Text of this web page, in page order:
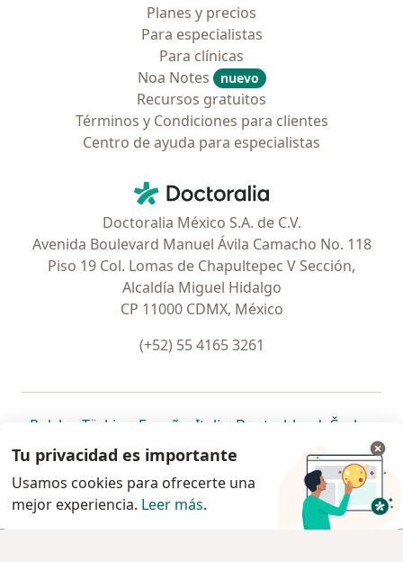
Planes y precios
Para especialistas
Para clínicas
Noa Notes
nuevo
Recursos gratuitos
Términos y Condiciones para clientes
Centro de ayuda para especialistas
Doctoralia - Página de inicio
Doctoralia México S.A. de C.V.
Avenida Boulevard Manuel Ávila Camacho No. 118
Piso 19 Col. Lomas de Chapultepec V Sección,
Alcaldía Miguel Hidalgo
CP 11000 CDMX, México
(+52) 55 4165 3261
Polska se abre en una nueva pestaña
Türkiye se abre en una nueva pestaña
España se abre en una nueva pestaña
Italia se abre en una nueva
Deutschlandse abre en
Česko
Portugal
se abre en una nueva pestaña
México se abre en una nueva pestaña
Chile se abre en una nueva pestaña
Brasil se abre en una nueva
se abre en
se
se abre en una nueva
www.doctoralia.com.mx © 2026 - Encuentra tu
Tu privacidad es importante
Usamos cookies para ofrecerte una
mejor experiencia. Leer más.